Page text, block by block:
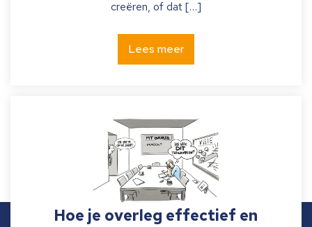
creëren, of dat […]
Lees meer
Hoe je overleg effectief en